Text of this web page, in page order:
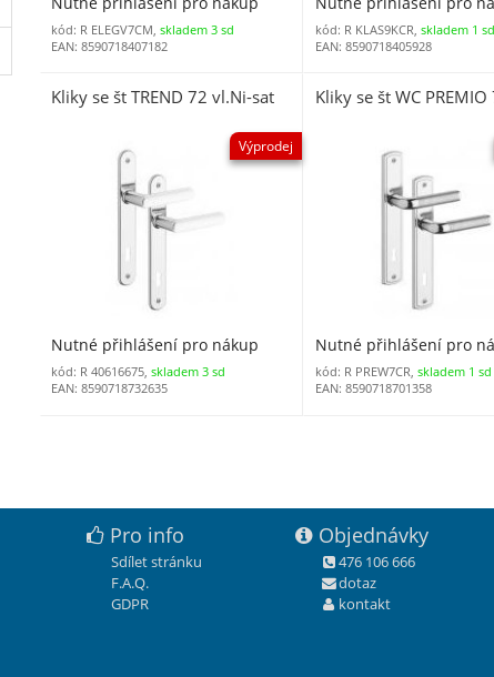
kód: R ELEGV7CM,skladem 3 sd
EAN: 8590718407182
kód: R KLAS9KCR, skladem 1 sd
EAN: 8590718405928
Kliky se št TREND 72 vl.Ni-sat
Výprodej
Nutné přihlášení pro nákup
kód: R 40616675,skladem 3 sd
EAN: 8590718732635
Kliky se št WC PREMIO
Nutné přihlášení pro
kód: R PREW7CR, skladem 1 sd
EAN: 8590718701358
Pro info
Sdílet stránku
F.A.Q.
GDPR
Objednávky
476 106 666
dotaz
kontakt